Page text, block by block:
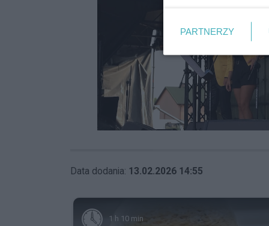
Data dodania: 13.02.2026 14:55
1 h 10 min
PARTNERZY